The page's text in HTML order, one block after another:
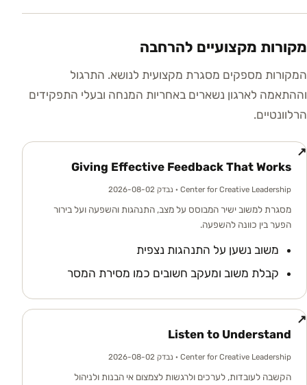
מקורות מקצועיים להרחבה
המקורות מספקים מסגרת מקצועית לנושא. התרגול
וההתאמה לארגון נשארים באחריות המנחה ובעלי התפקידים
הרלוונטיים.
Giving Effective Feedback That Works
Center for Creative Leadership · נבדק 2026-08-02
מסגרת למשוב ישיר המבוסס על מצב, התנהגות והשפעה ועל בירור
הפער בין כוונה להשפעה.
משוב נשען על התנהגות נצפית
קבלת משוב ומעקב חשובים כמו מסירת המסר
↗
Listen to Understand
Center for Creative Leadership · נבדק 2026-08-02
הקשבה לעובדות, לערכים ולרגשות לצמצום אי הבנות ולניהול
↗